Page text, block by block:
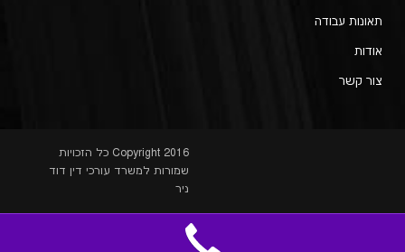
תאונות עבודה
אודות
צור קשר
Copyright 2016 כל הזכויות
שמורות למשרד עורכי דין דוד
ניר